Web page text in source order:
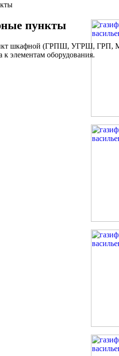
пункты
шкафной (ГРПШ, УГРШ, ГРП,
к элементам оборудования.